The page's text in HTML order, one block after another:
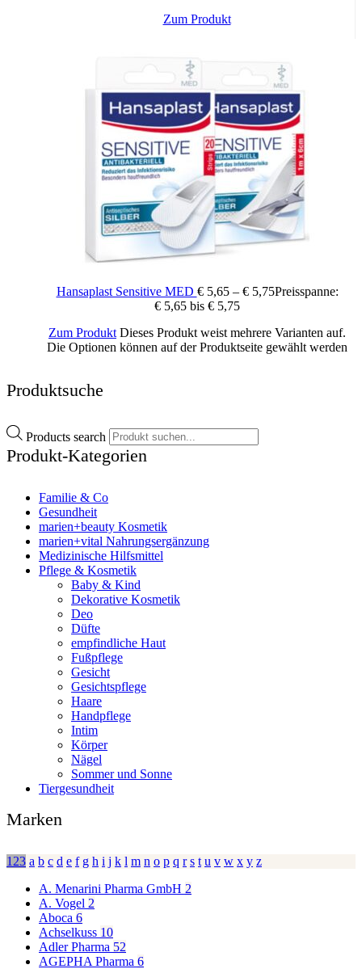
Zum Produkt
Hansaplast Sensitive MED €5,65 – €5,75Preisspanne:
€ 5,65 bis € 5,75
Zum Produkt Dieses Produkt weist mehrere Varianten auf.
Die Optionen können auf der Produktseite gewählt werden
Produktsuche
Products search
Produkt-Kategorien
Familie & Co
Gesundheit
marien+beauty Kosmetik
marien+vital Nahrungsergänzung
Medizinische Hilfsmittel
Pflege & Kosmetik
Baby & Kind
Dekorative Kosmetik
Deo
Düfte
empfindliche Haut
Fußpflege
Gesicht
Gesichtspflege
Haare
Handpflege
Intim
Körper
Nägel
Sommer und Sonne
Tiergesundheit
Marken
123 a b c d e f g h i j k l m n o p q r s t u v w x y z
A. Menarini Pharma GmbH 2
A. Vogel 2
Aboca 6
Achselkuss 10
Adler Pharma 52
AGEPHA Pharma 6